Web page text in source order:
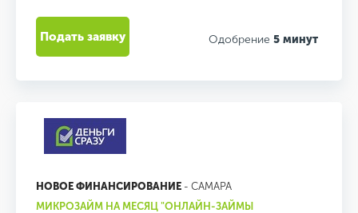
Одобрение 5 минут
Подать заявку
НОВОЕ ФИНАНСИРОВАНИЕ - САМАРА
МИКРОЗАЙМ НА МЕСЯЦ "ОНЛАЙН-ЗАЙМЫ